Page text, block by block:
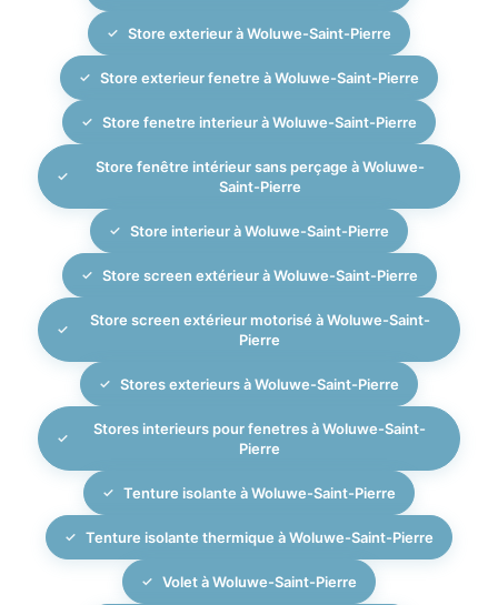
Store exterieur à Woluwe-Saint-Pierre
Store exterieur fenetre à Woluwe-Saint-Pierre
Store fenetre interieur à Woluwe-Saint-Pierre
Store fenêtre intérieur sans perçage à Woluwe-
Saint-Pierre
Store interieur à Woluwe-Saint-Pierre
Store screen extérieur à Woluwe-Saint-Pierre
Store screen extérieur motorisé à Woluwe-Saint-
Pierre
Stores exterieurs à Woluwe-Saint-Pierre
Stores interieurs pour fenetres à Woluwe-Saint-
Pierre
Tenture isolante à Woluwe-Saint-Pierre
Tenture isolante thermique à Woluwe-Saint-Pierre
Volet à Woluwe-Saint-Pierre